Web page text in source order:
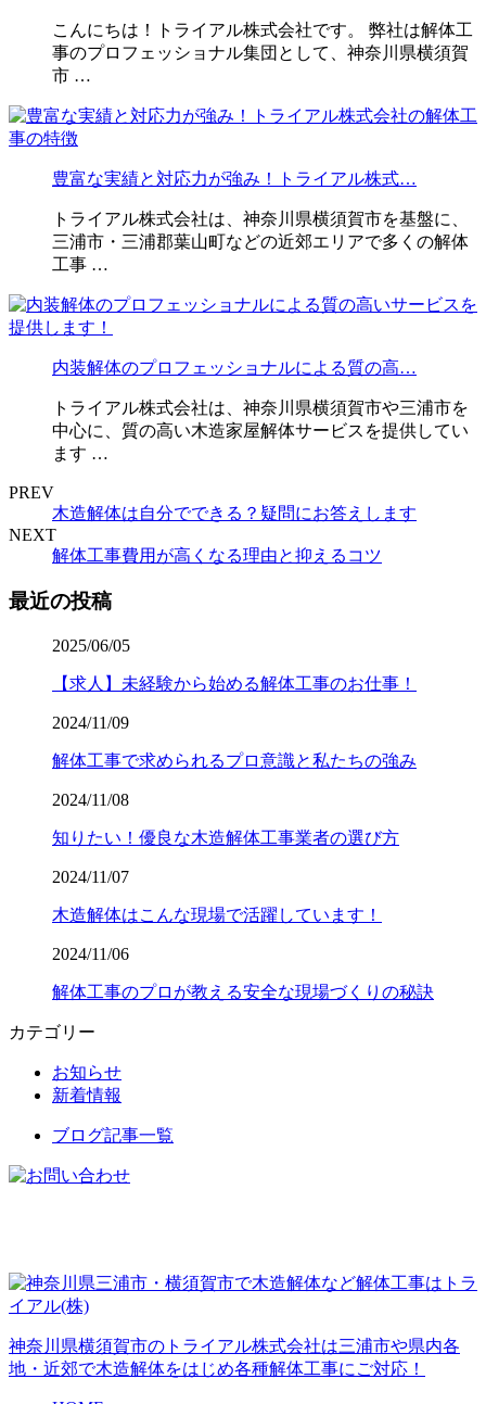
こんにちは！トライアル株式会社です。 弊社は解体工
事のプロフェッショナル集団として、神奈川県横須賀
市 …
豊富な実績と対応力が強み！トライアル株式…
トライアル株式会社は、神奈川県横須賀市を基盤に、
三浦市・三浦郡葉山町などの近郊エリアで多くの解体
工事 …
内装解体のプロフェッショナルによる質の高…
トライアル株式会社は、神奈川県横須賀市や三浦市を
中心に、質の高い木造家屋解体サービスを提供してい
ます …
PREV
木造解体は自分でできる？疑問にお答えします
NEXT
解体工事費用が高くなる理由と抑えるコツ
最近の投稿
2025/06/05
【求人】未経験から始める解体工事のお仕事！
2024/11/09
解体工事で求められるプロ意識と私たちの強み
2024/11/08
知りたい！優良な木造解体工事業者の選び方
2024/11/07
木造解体はこんな現場で活躍しています！
2024/11/06
解体工事のプロが教える安全な現場づくりの秘訣
カテゴリー
お知らせ
新着情報
ブログ記事一覧
神奈川県横須賀市のトライアル株式会社は三浦市や県内各
地・近郊で木造解体をはじめ各種解体工事にご対応！